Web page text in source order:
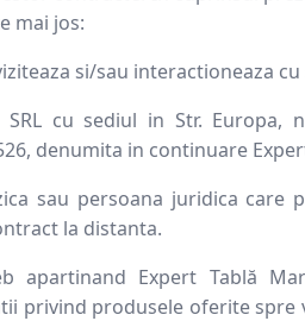
mai jos:
si/sau interactioneaza
cu sediul in Str. Europa,
denumita in continuare
sau persoana juridica care
la distanta.
apartinand Expert Tablă
privind produsele oferite spre